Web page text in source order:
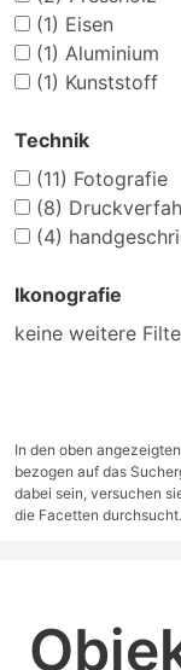
(1) Eisen
(1) Aluminium
(1) Kunststoff
Technik
(11) Fotografie
(8)
(4)
Ikonografie
keine weitere
In den oben
bezogen auf das
dabei sein, versuchen
die Facetten durchsucht.